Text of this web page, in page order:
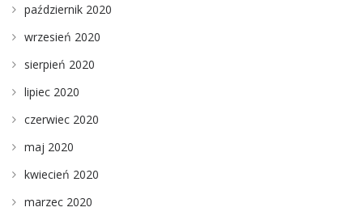
październik 2020
wrzesień 2020
sierpień 2020
lipiec 2020
czerwiec 2020
maj 2020
kwiecień 2020
marzec 2020